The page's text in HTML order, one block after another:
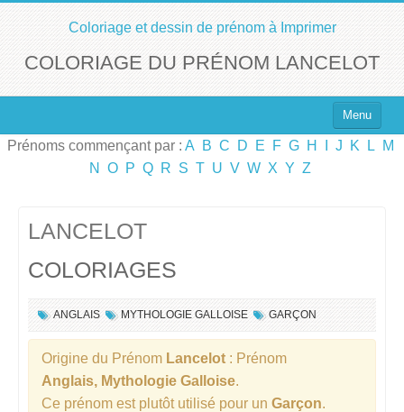
Coloriage et dessin de prénom à Imprimer
COLORIAGE DU PRÉNOM LANCELOT
Menu
Top 100 des Prénoms
Prénoms commençant par : A B C D E F G H J K L
M
N
O P Q R S T U V W X Y Z
LANCELOT
COLORIAGES
ANGLAIS MYTHOLOGIE GALLOISE GARÇON
Origine du Prénom Lancelot : Prénom
Anglais, Mythologie Galloise.
Ce prénom est plutôt utilisé pour un Garçon.